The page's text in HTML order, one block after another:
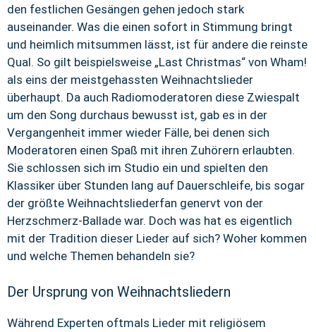
den festlichen Gesängen gehen jedoch stark
auseinander. Was die einen sofort in Stimmung bringt
und heimlich mitsummen lässt, ist für andere die reinste
Qual. So gilt beispielsweise „Last Christmas“ von Wham!
als eins der meistgehassten Weihnachtslieder
überhaupt. Da auch Radiomoderatoren diese Zwiespalt
um den Song durchaus bewusst ist, gab es in der
Vergangenheit immer wieder Fälle, bei denen sich
Moderatoren einen Spaß mit ihren Zuhörern erlaubten.
Sie schlossen sich im Studio ein und spielten den
Klassiker über Stunden lang auf Dauerschleife, bis sogar
der größte Weihnachtsliederfan genervt von der
Herzschmerz-Ballade war. Doch was hat es eigentlich
mit der Tradition dieser Lieder auf sich? Woher kommen
und welche Themen behandeln sie?
Der Ursprung von Weihnachtsliedern
Während Experten oftmals Lieder mit religiösem